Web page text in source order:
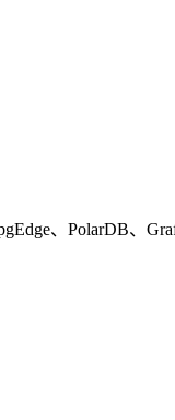
、PolarDB、